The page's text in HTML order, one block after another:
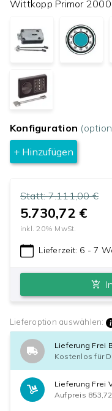
Wittkopp Primor 2000
Konfiguration
+ Hinzufügen
Statt:7.111,00 €
5.730,72 €
inkl.20% MwSt.
Lieferzeit: 6 - 7
Lieferoption auswählen:
Lieferung Frei
Kostenlos für
Lieferung Frei
Aufpreis